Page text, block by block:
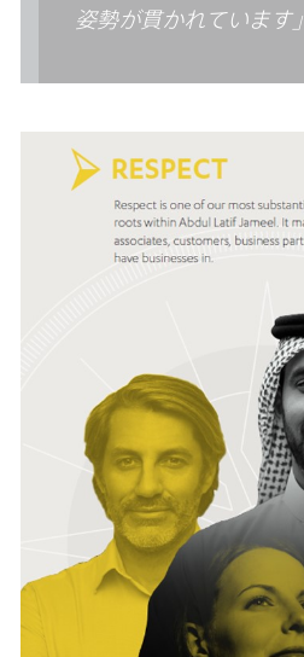
姿勢が貫かれています」